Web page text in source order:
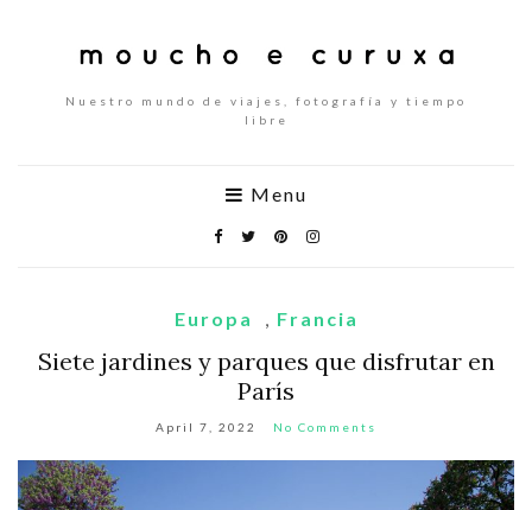
Nuestro mundo de viajes, fotografía y tiempo
libre
Menu
Europa , Francia
Siete jardines y parques que disfrutar en
París
April 7, 2022 No Comments